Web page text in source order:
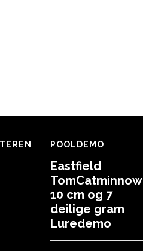
POOLDEMO
Eastfield
TomCatminnow
10 cm og 7
deilige gram
Luredemo